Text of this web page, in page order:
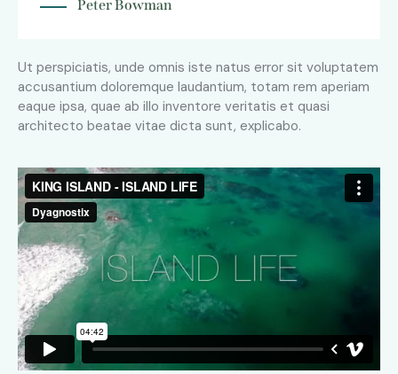
Peter Bowman
Ut perspiciatis, unde omnis iste natus error sit voluptatem
accusantium doloremque laudantium, totam rem aperiam
eaque ipsa, quae ab illo inventore veritatis et quasi
architecto beatae vitae dicta sunt, explicabo.